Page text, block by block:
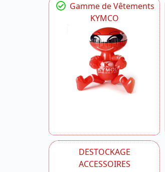
Gamme de Vêtements
KYMCO
DESTOCKAGE
ACCESSOIRES